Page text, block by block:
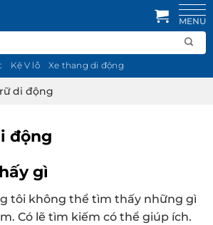
Kệ V lỗ Xe thang di động
di động
động
gì
tôi không thể tìm thấy những gì
Có lẽ tìm kiếm có thể giúp ích.